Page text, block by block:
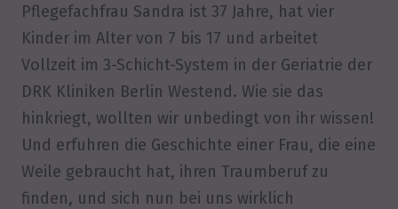
Pflegefachfrau Sandra ist 37 Jahre, hat vier
Kinder im Alter von 7 bis 17 und arbeitet
Vollzeit im 3-Schicht-System in der Geriatrie der
DRK Kliniken Berlin Westend. Wie sie das
hinkriegt, wollten wir unbedingt von ihr wissen!
Und erfuhren die Geschichte einer Frau, die eine
Weile gebraucht hat, ihren Traumberuf zu
finden, und sich nun bei uns wirklich